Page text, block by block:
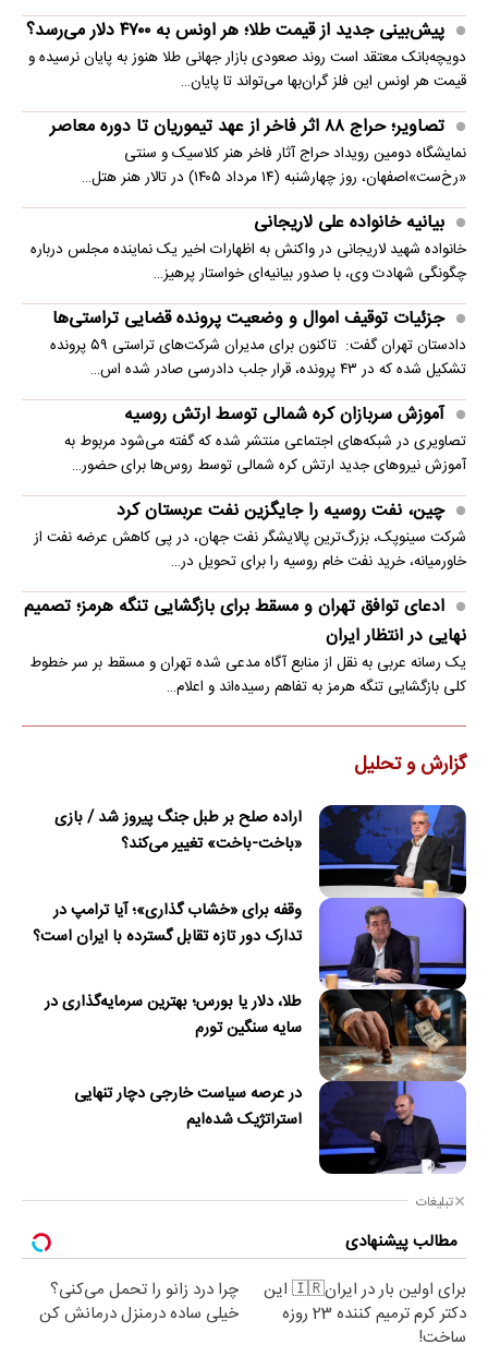
پیش‌بینی جدید از قیمت طلا؛ هر اونس به ۴۷۰۰ دلار می‌رسد؟
دویچه‌بانک معتقد است روند صعودی بازار جهانی طلا هنوز به پایان نرسیده و
قیمت هر اونس این فلز گران‌بها می‌تواند تا پایان…
تصاویر؛ حراج ۸۸ اثر فاخر از عهد تیموریان تا دوره معاصر
نمایشگاه دومین رویداد حراج آثار فاخر هنر کلاسیک و سنتی
«رخ‌ست»اصفهان، روز چهارشنبه (۱۴ مرداد ۱۴۰۵) در تالار هنر هتل…
بیانیه خانواده علی لاریجانی
خانواده شهید لاریجانی در واکنش به اظهارات اخیر یک نماینده مجلس درباره
چگونگی شهادت وی، با صدور بیانیه‌ای خواستار پرهیز…
جزئیات توقیف اموال و وضعیت پرونده قضایی تراستی‌ها
دادستان تهران گفت: تاکنون برای مدیران شرکت‌های تراستی ۵۹ پرونده
تشکیل شده که در ۴۳ پرونده، قرار جلب دادرسی صادر شده اس…
آموزش سربازان کره شمالی توسط ارتش روسیه
تصاویری در شبکه‌های اجتماعی منتشر شده که گفته می‌شود مربوط به
آموزش نیروهای جدید ارتش کره شمالی توسط روس‌ها برای حضور…
چین، نفت روسیه را جایگزین نفت عربستان کرد
شرکت سینوپک، بزرگ‌ترین پالایشگر نفت جهان، در پی کاهش عرضه نفت از
خاورمیانه، خرید نفت خام روسیه را برای تحویل در…
ادعای توافق تهران و مسقط برای بازگشایی تنگه هرمز؛ تصمیم
نهایی در انتظار ایران
یک رسانه عربی به نقل از منابع آگاه مدعی شده تهران و مسقط بر سر خطوط
کلی بازگشایی تنگه هرمز به تفاهم رسیده‌اند و اعلام…
گزارش و تحلیل
اراده صلح بر طبل جنگ پیروز شد / بازی
«باخت-باخت» تغییر می‌کند؟
وقفه برای «خشاب گذاری»؛ آیا ترامپ در
تدارک دور تازه تقابل گسترده با ایران است؟
طلا، دلار یا بورس؛ بهترین سرمایه‌گذاری در
سایه سنگین تورم
در عرصه سیاست خارجی دچار تنهایی
استراتژیک شده‌ایم
تبلیغات
مطالب پیشنهادی
برای اولین بار در ایران🇮🇷 این
دکتر کرم ترمیم کننده 23 روزه
ساخت!
چرا درد زانو را تحمل می‌کنی؟
خیلی ساده درمنزل درمانش کن